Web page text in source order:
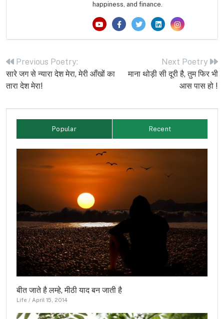
happiness, and finance.
navigation
Previous Poetry:
सारे जग से न्यारा देश मेरा, मेरी आँखों का
तारा देश मेरा!
Next Poetry
माना थोड़ी सी दूरी है, तुम फिर भी
आस पास हो !
Popular Recent
बीत जाते है लम्हे, मीठी याद बन जाती है
Life / April 15, 2014